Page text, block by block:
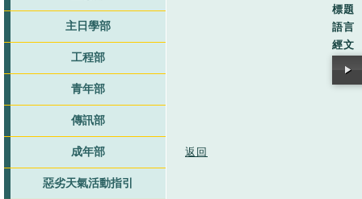
主日學部
工程部
青年部
傳訊部
成年部
惡劣天氣活動指引
標題
語言
經文
返回